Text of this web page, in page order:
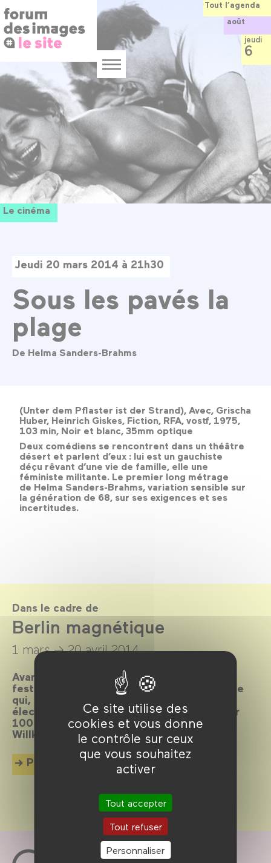
Panneau de gestion des cookies
Ce site utilise des
cookies et vous donne
le contrôle sur ceux
que vous souhaitez
activer
Tout accepter
Tout refuser
Personnaliser
au
contenu
principal
Menu
Le cinéma
Jeudi 20 mars 2014 à 21h30
Sous les pavés la
plage
De Helma Sanders-Brahms
(Unter dem Pflaster ist der Strand), Avec, Grischa
Huber, Heinrich Giskes, Fiction, RFA, vostf, 1975,
103 min, Noir et blanc, 35mm optique
Deux comédiens se rencontrent dans un théâtre
désert et parlent d’eux : lui est un gauchiste
déçu rêvant d’une vie de famille, elle une
féministe militante. Le premier long métrage
de Helma Sanders-Brahms, variation sensible sur
la génération de 68, sur ses exigences et ses
incertitudes.
Dans le cadre de
Berlin magnétique
1 mars → 20 avril 2014
Avant-gardiste, cosmopolite, bouillonnante,
festive, scandaleuse… Elle est LA métropole
qui, depuis toujours, attire les foules et
électrise l’écran. La preuve en 80 films pour
100 ans d’histoire et de cinéma imbriqués.
Willkommen, bienvenue, welcome !
Plus d'info
Tout l’agenda
août
jeudi
6